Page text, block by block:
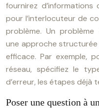
fournirez
pour l’interlocuteur de
problème. Un
une approche
efficace. Par exemple,
réseau, spécifiez le
d’erreur, les étapes déjà
Poser une question à